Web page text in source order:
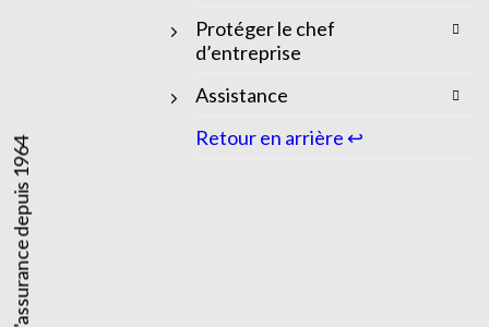
Protéger le chef
d’entreprise
Assistance
Retour en arrière ↩